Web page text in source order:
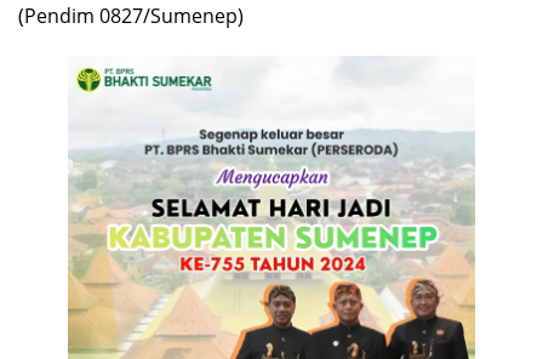
(Pendim 0827/Sumenep)